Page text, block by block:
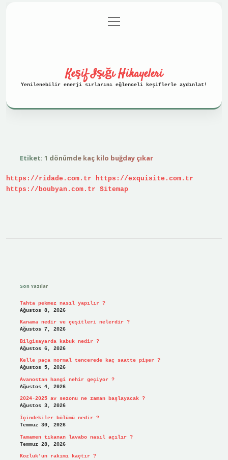
Gizlilik Politikası
menüyü
aç
Keşif Işığı Hikayeleri
Yenilenebilir enerji sırlarını eğlenceli keşiflerle aydınlat!
Etiket: 1 dönümde kaç kilo buğday çıkar
https://ridade.com.tr
https://exquisite.com.tr
https://boubyan.com.tr Sitemap
Son Yazılar
Tahta pekmez nasıl yapılır ?
Ağustos 8, 2026
Kanama nedir ve çeşitleri nelerdir ?
Ağustos 7, 2026
Bilgisayarda kabuk nedir ?
Ağustos 6, 2026
Kelle paça normal tencerede kaç saatte pişer ?
Ağustos 5, 2026
Avanostan hangi nehir geçiyor ?
Ağustos 4, 2026
2024-2025 av sezonu ne zaman başlayacak ?
Ağustos 3, 2026
İçindekiler bölümü nedir ?
Temmuz 30, 2026
Tamamen tıkanan lavabo nasıl açılır ?
Temmuz 28, 2026
Kozluk’un rakımı kaçtır ?